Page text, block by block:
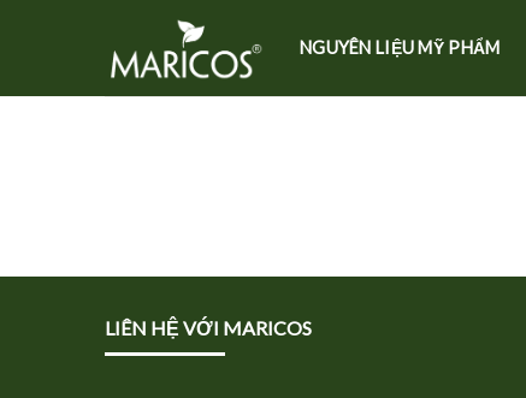
NGUYÊN LIỆU MỸ PHẨM
LIÊN HỆ VỚI MARICOS